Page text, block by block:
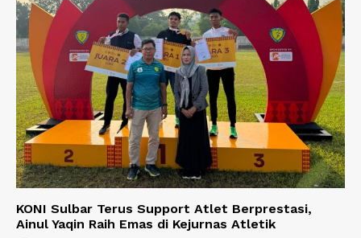
KONI Sulbar Terus Support Atlet Berprestasi,
Ainul Yaqin Raih Emas di Kejurnas Atletik